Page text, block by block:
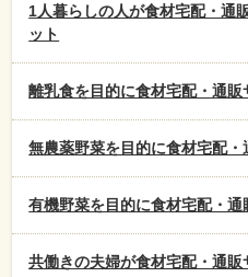
1人暮らしの人が食材宅配・通
ット
離乳食を目的に食材宅配・通販
無農薬野菜を目的に食材宅配
有機野菜を目的に食材宅配・
共働きの夫婦が食材宅配・通